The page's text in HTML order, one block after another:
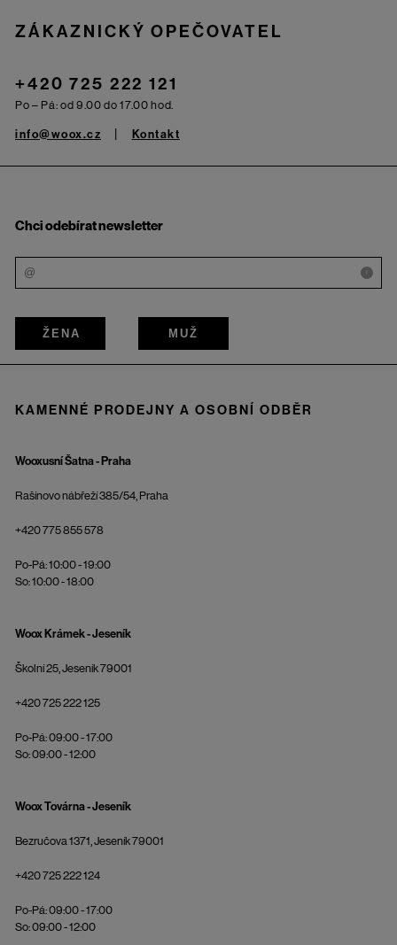
ZÁKAZNICKÝ OPEČOVATEL
+420 725 222 121
Po – Pá: od 9.00 do 17.00 hod.
info@woox.cz Kontakt
Chci odebírat newsletter
i
ŽENA MUŽ
KAMENNÉ PRODEJNY A OSOBNÍ ODBĚR
Wooxusní Šatna - Praha
Rašínovo nábřeží 385/54, Praha
+420 775 855 578
Po-Pá: 10:00 - 19:00
So: 10:00 - 18:00
Woox Krámek - Jeseník
Školní 25, Jeseník 79001
+420 725 222 125
Po-Pá: 09:00 - 17:00
So: 09:00 - 12:00
Woox Továrna - Jeseník
Bezručova 1371, Jeseník 79001
+420 725 222 124
Po-Pá: 09:00 - 17:00
So: 09:00 - 12:00